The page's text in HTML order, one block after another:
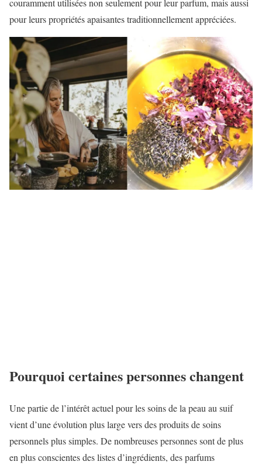
couramment utilisées non seulement pour leur parfum, mais aussi
pour leurs propriétés apaisantes traditionnellement appréciées.
Pourquoi certaines personnes changent
Une partie de l’intérêt actuel pour les soins de la peau au suif
vient d’une évolution plus large vers des produits de soins
personnels plus simples. De nombreuses personnes sont de plus
en plus conscientes des listes d’ingrédients, des parfums